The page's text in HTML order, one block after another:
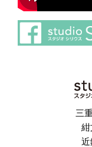
三
紺
近